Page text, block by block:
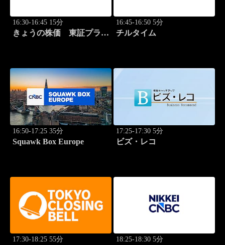
16:30-16:45 15分
きょうの株価 東証プライ
16:45-16:50 5分
チルタイム
16:50-17:25 35分
Squawk Box Europe
17:25-17:30 5分
ビズ・レコ
17:30-18:25 55分 18:25-18:30 5分